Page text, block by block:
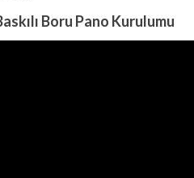
Boru Pano Kurulumu